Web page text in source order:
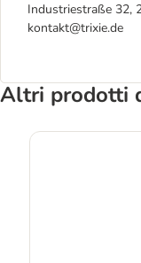
Industriestraße 32,
kontakt@trixie.de
Altri prodotti